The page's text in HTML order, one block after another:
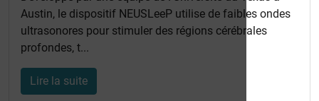
Austin, le dispositif NEUSLeeP utilise de faibles ondes
ultrasonores pour stimuler des régions cérébrales
profondes, t...
Lire la suite